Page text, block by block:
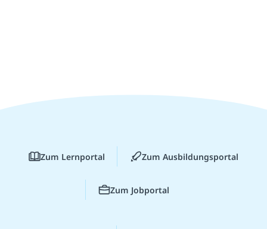
Zum Lernportal Zum Ausbildungsportal
Zum Jobportal